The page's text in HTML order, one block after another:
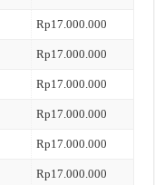
Rp17.000.000
Rp17.000.000
Rp17.000.000
Rp17.000.000
Rp17.000.000
Rp17.000.000